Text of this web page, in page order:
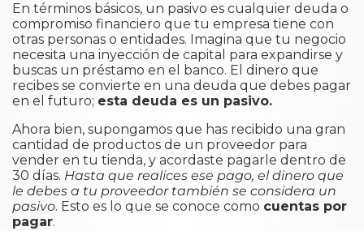
En términos básicos, un pasivo es cualquier deuda o
compromiso financiero que tu empresa tiene con
otras personas o entidades. Imagina que tu negocio
necesita una inyección de capital para expandirse y
buscas un préstamo en el banco. El dinero que
recibes se convierte en una deuda que debes pagar
en el futuro; esta deuda es un pasivo.
Ahora bien, supongamos que has recibido una gran
cantidad de productos de un proveedor para
vender en tu tienda, y acordaste pagarle dentro de
30 días. Hasta que realices ese pago, el dinero que
le debes a tu proveedor también se considera un
pasivo. Esto es lo que se conoce como cuentas por
pagar.